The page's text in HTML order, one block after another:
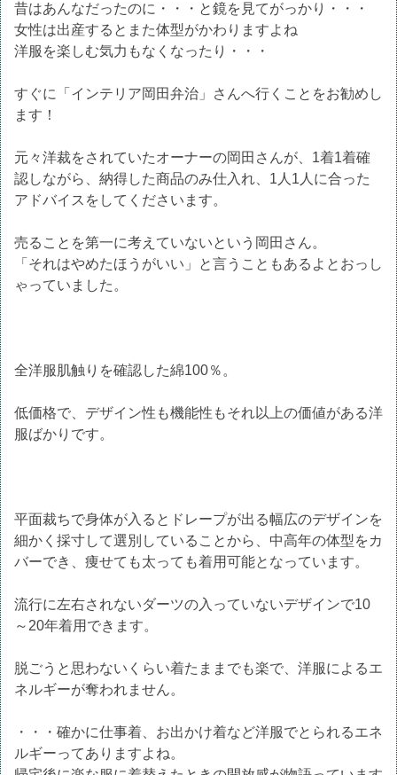
昔はあんなだったのに・・・と鏡を見てがっかり・・・
女性は出産するとまた体型がかわりますよね
洋服を楽しむ気力もなくなったり・・・
すぐに「インテリア岡田弁治」さんへ行くことをお勧めし
ます！
元々洋裁をされていたオーナーの岡田さんが、1着1着確
認しながら、納得した商品のみ仕入れ、1人1人に合った
アドバイスをしてくださいます。
売ることを第一に考えていないという岡田さん。
「それはやめたほうがいい」と言うこともあるよとおっし
ゃっていました。
全洋服肌触りを確認した綿100％。
低価格で、デザイン性も機能性もそれ以上の価値がある洋
服ばかりです。
平面裁ちで身体が入るとドレープが出る幅広のデザインを
細かく採寸して選別していることから、中高年の体型をカ
バーでき、痩せても太っても着用可能となっています。
流行に左右されないダーツの入っていないデザインで10
～20年着用できます。
脱ごうと思わないくらい着たままでも楽で、洋服によるエ
ネルギーが奪われません。
・・・確かに仕事着、お出かけ着など洋服でとられるエネ
ルギーってありますよね。